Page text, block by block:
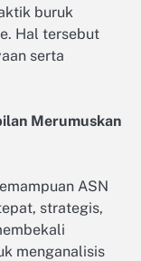
buruk
Hal tersebut
serta
Merumuskan
ASN
strategis,
menganalisis